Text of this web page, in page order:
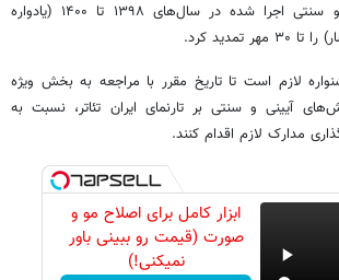
مرور نمایش‌های آیینی و سنتی اجرا شده در سال‌های ۱۳۹۸ تا ۱۴۰۰ (یادواره
کرد.
لازم است تا تاریخ مقرر با مراجعه به بخش ویژه
آیینی و سنتی بر تارنمای ایران تئاتر، نسبت به
مدارک لازم اقدام کنند.
ابزار کامل برای اصلاح مو و
صورت (قیمت رو ببینی باور
نمیکنی!)